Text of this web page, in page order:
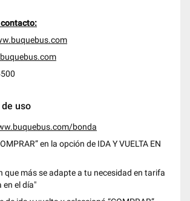
uso
bonda
en la opción de IDA Y VUELTA EN
que más se adapte a tu necesidad en tarifa
en el día"